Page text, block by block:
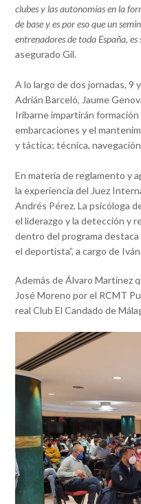
clubes y las autonomías en la
de base y es por eso que un
entrenadores de toda España,
asegurado Gil.
A lo largo de dos jornadas, 9
Adrián Barceló, Jaume
Iribarne impartirán
embarcaciones y el
y táctica; técnica,
En materia de reglamento y
la experiencia del Juez
Andrés Pérez. La psicóloga
el liderazgo y la detección y
dentro del programa destaca
el deportista”, a cargo de
Además de Álvaro Martínez
José Moreno por el RCMT
real Club El Candado de